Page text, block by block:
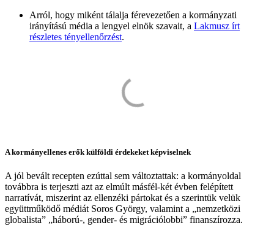
Arról, hogy miként tálalja férevezetően a kormányzati
irányítású média a lengyel elnök szavait, a Lakmusz írt
részletes tényellenőrzést.
A kormányellenes erők külföldi érdekeket képviselnek
A jól bevált recepten ezúttal sem változtattak: a kormányoldal
továbbra is terjeszti azt az elmúlt másfél-két évben felépített
narratívát, miszerint az ellenzéki pártokat és a szerintük velük
együttműködő médiát Soros György, valamint a „nemzetközi
globalista” „háború-, gender- és migrációlobbi” finanszírozza.